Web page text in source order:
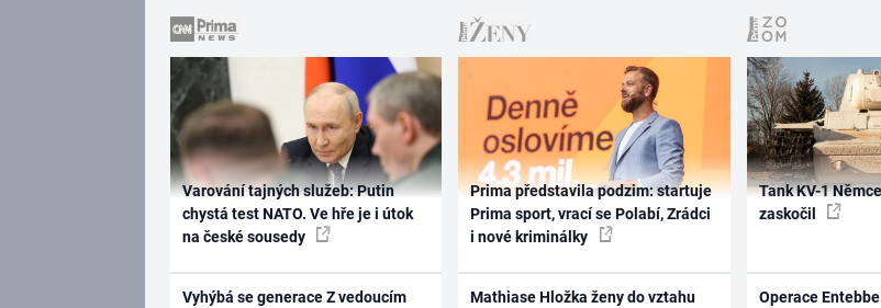
Varování tajných služeb: Putin
chystá test NATO. Ve hře je i útok
na české sousedy
Vyhýbá se generace Z vedoucím
Prima představila podzim: startuje
Prima sport, vrací se Polabí, Zrádci
i nové kriminálky
Mathiase Hložka ženy do vztahu
Tank KV-1
zaskočil
Operace